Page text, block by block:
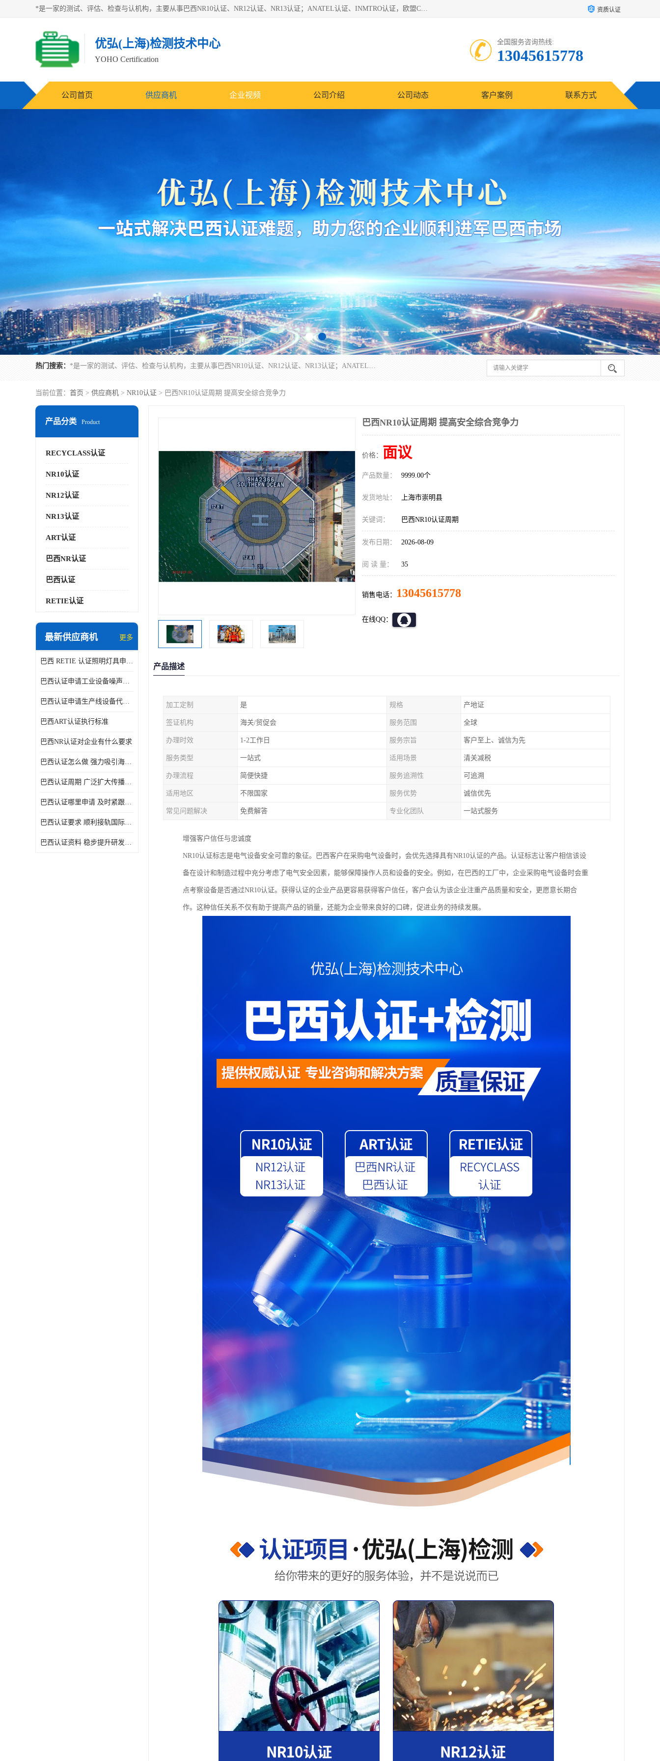
*是一家的测试、评估、检查与认机构，主要从事巴西NR10认证、NR12认证、NR13认证；ANATEL认证、INMTRO认证，欧盟CE认证：MD认证，PED认证，MID认证，ATEX认证，德国蓝色天使认证。 资质认证
优弘(上海)检测技术中心
YOHO Certification
全国服务咨询热线:
13045615778
公司首页 供应商机 企业视频 公司介绍 公司动态 客户案例 联系方式
热门搜索： *是一家的测试、评估、检查与认机构，主要从事巴西NR10认证、NR12认证、NR13认证；ANATEL认证、INMTRO认证，欧盟CE认证：MD认证，PED认证，MID认证，ATEX认证，德国蓝色天使认证。
当前位置： 首页 > 供应商机 > NR10认证 > 巴西NR10认证周期 提高安全综合竞争力
产品分类 Product
RECYCLASS认证
NR10认证
NR12认证
NR13认证
ART认证
巴西NR认证
巴西认证
RETIE认证
最新供应商机 更多
巴西 RETIE 认证照明灯具申请 RETIE 认证
巴西认证申请工业设备噪声控制认证规范
巴西认证申请生产线设备代理机构选择
巴西ART认证执行标准
巴西NR认证对企业有什么要求
巴西认证怎么做 强力吸引海外投资
巴西认证周期 广泛扩大传播范围
巴西认证哪里申请 及时紧跟法规变化
巴西认证要求 顺利接轨国际规范
巴西认证资料 稳步提升研发能力
巴西NR10认证周期 提高安全综合竞争力
价格： 面议
产品数量： 9999.00个
发货地址： 上海市崇明县
关键词： 巴西NR10认证周期
发布日期： 2026-08-09
阅 读 量： 35
销售电话： 13045615778
在线QQ：
产品描述
加工定制 是 规格 产地证
签证机构 海关/贸促会 服务范围 全球
办理时效 1-2工作日 服务宗旨 客户至上、诚信为先
服务类型 一站式 适用场景 清关减税
办理流程 简便快捷 服务追溯性 可追溯
适用地区 不限国家 服务优势 诚信优先
常见问题解决 免费解答 专业化团队 一站式服务
增强客户信任与忠诚度
NR10认证标志是电气设备安全可靠的象征。巴西客户在采购电气设备时，会优先选择具有NR10认证的产品。认证标志让客户相信该设
备在设计和制造过程中充分考虑了电气安全因素，能够保障操作人员和设备的安全。例如，在巴西的工厂中，企业采购电气设备时会重
点考察设备是否通过NR10认证。获得认证的企业产品更容易获得客户信任，客户会认为该企业注重产品质量和安全，更愿意长期合
作。这种信任关系不仅有助于提高产品的销量，还能为企业带来良好的口碑，促进业务的持续发展。